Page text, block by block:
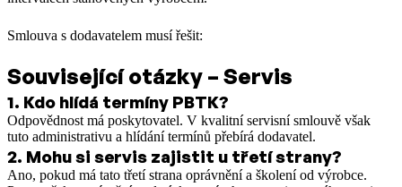
Smlouva s dodavatelem musí řešit:
Související otázky – Servis
1. Kdo hlídá termíny PBTK?
Odpovědnost má poskytovatel. V kvalitní servisní smlouvě však
tuto administrativu a hlídání termínů přebírá dodavatel.
2. Mohu si servis zajistit u třetí strany?
Ano, pokud má tato třetí strana oprávnění a školení od výrobce.